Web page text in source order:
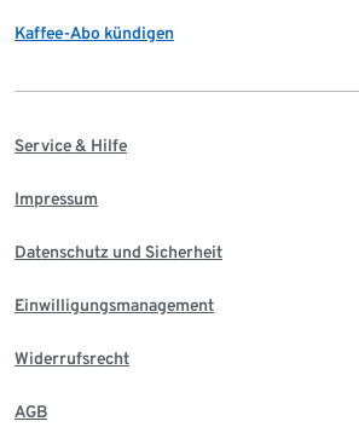
Kaffee-Abo kündigen
Service & Hilfe
Impressum
Datenschutz und Sicherheit
Einwilligungsmanagement
Widerrufsrecht
AGB